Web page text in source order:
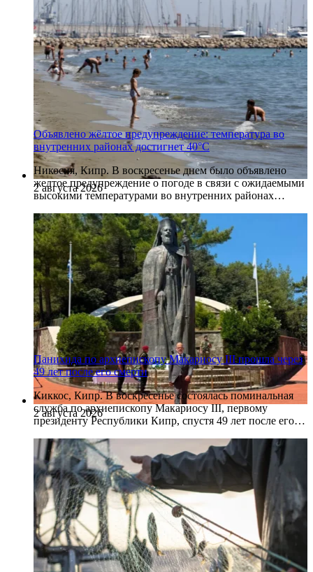
2 августа 2026
Объявлено жёлтое предупреждение: температура во
внутренних районах достигнет 40°C
Никосия, Кипр. В воскресенье днем было объявлено
желтое предупреждение о погоде в связи с ожидаемыми
высокими температурами во внутренних районах…
2 августа 2026
Панихида по архиепископу Макариосу III прошла через
49 лет после его смерти
Киккос, Кипр. В воскресенье состоялась поминальная
служба по архиепископу Макариосу III, первому
президенту Республики Кипр, спустя 49 лет после его…